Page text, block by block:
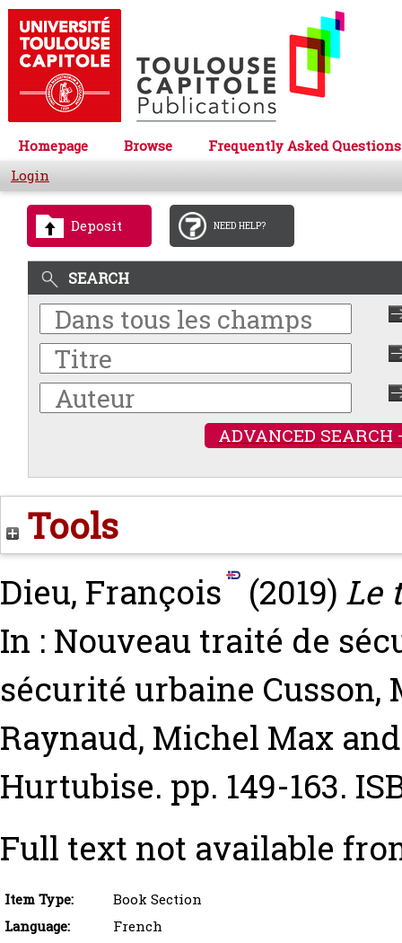
Homepage Browse
Frequently Asked Questions
Login
Deposit NEED HELP?
SEARCH
ADVANCED SEARCH
Tools
Dieu, François (2019) Le
In : Nouveau traité de
sécurité urbaine Cusson,
Raynaud, Michel Max
Hurtubise. pp. 149-163.
Full text not available
Item Type:
Book Section
Language:
French